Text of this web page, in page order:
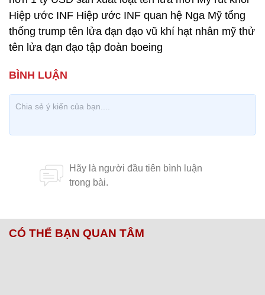
Hiệp ước INF Hiệp ước INF quan hệ Nga Mỹ tổng
thống trump tên lửa đạn đạo vũ khí hạt nhân mỹ thử
tên lửa đạn đạo tập đoàn boeing
CÓ THỂ BẠN QUAN TÂM